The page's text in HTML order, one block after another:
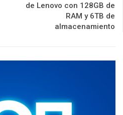
de Lenovo con 128GB de
RAM y 6TB de
almacenamiento